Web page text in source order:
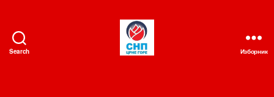
Search Изборник